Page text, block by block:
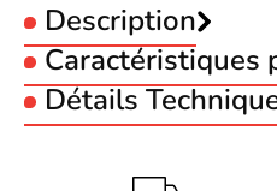
Description
Caractéristiques
Type :Station d'accueil
Détails
Technologie de connectivité